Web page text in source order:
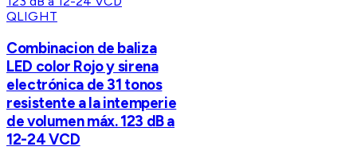
QLIGHT
Combinacion de baliza
LED color Rojo y sirena
electrónica de 31 tonos
resistente a la intemperie
de volumen máx. 123 dB a
12-24 VCD